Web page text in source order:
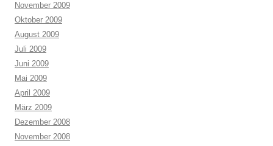
November 2009
Oktober 2009
August 2009
Juli 2009
Juni 2009
Mai 2009
April 2009
März 2009
Dezember 2008
November 2008